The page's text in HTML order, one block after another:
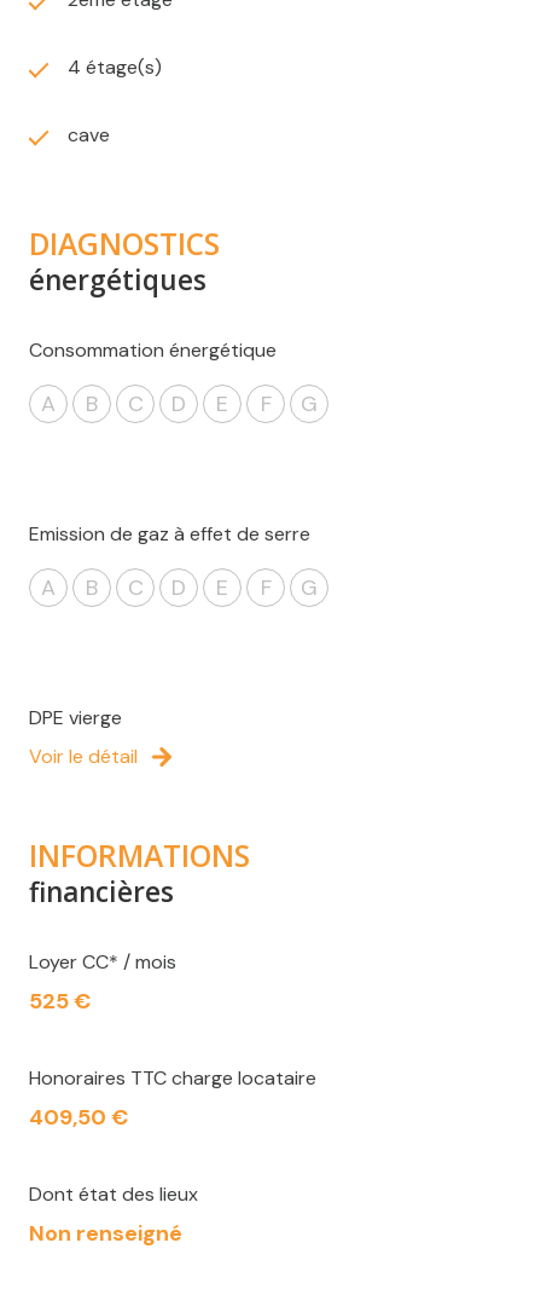
4 étage(s)
cave
DIAGNOSTICS
énergétiques
Consommation énergétique
A B C D E F G
Emission de gaz à effet de serre
A B C D E F G
DPE vierge
Voir le détail
INFORMATIONS
financières
Loyer CC* / mois
525 €
Honoraires TTC charge locataire
409,50 €
Dont état des lieux
Non renseigné